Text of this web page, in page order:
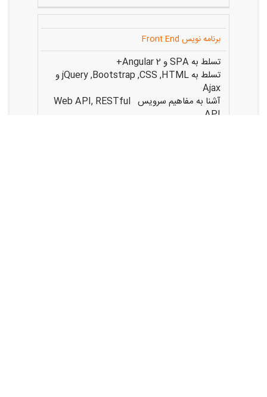
برنامه نویس Front End
تسلط به SPA و Angular 2+
تسلط به jQuery ,Bootstrap ,CSS ,HTML و
Ajax
آشنا به مفاهیم سرویس Web API, RESTful
API